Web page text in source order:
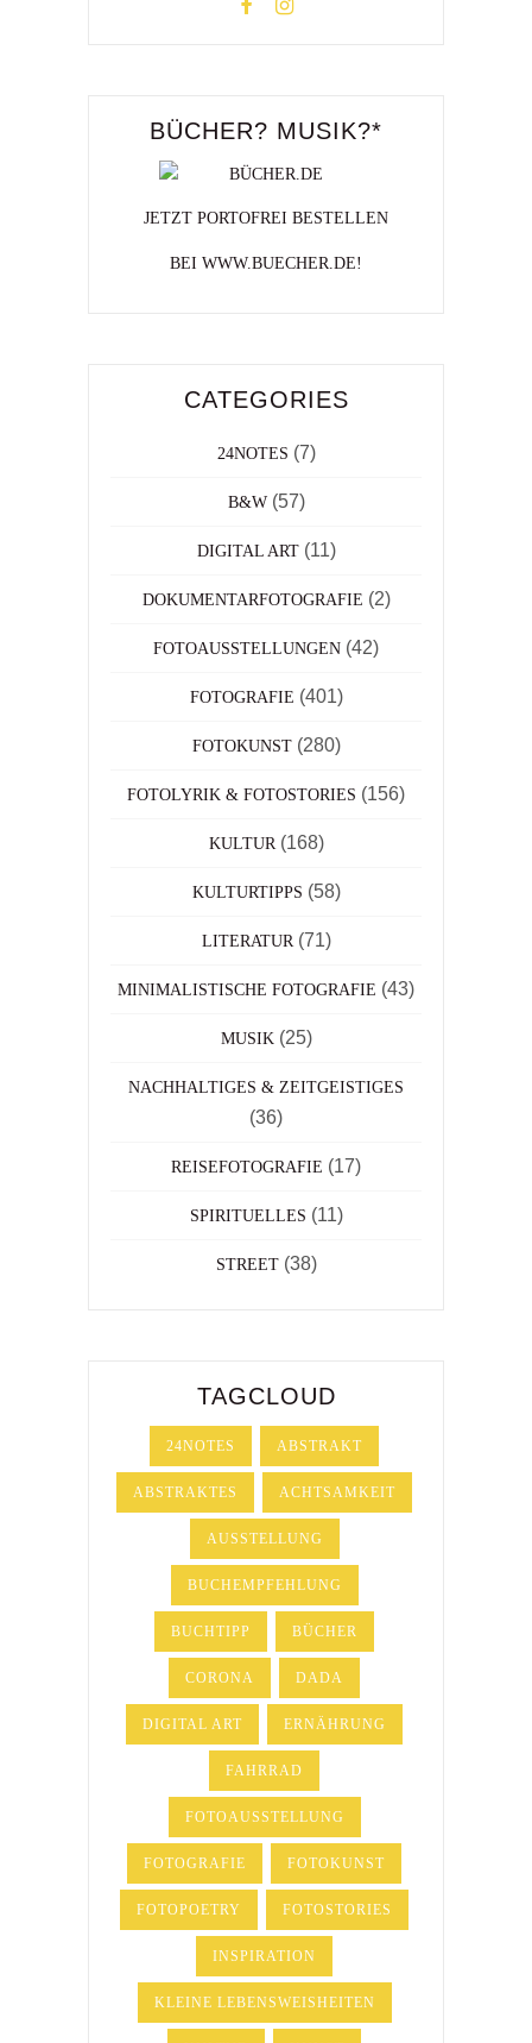
BÜCHER? MUSIK?*
JETZT PORTOFREI BESTELLEN
BEI WWW.BUECHER.DE!
CATEGORIES
24NOTES (7)
B&W(57)
DIGITAL ART(11)
DOKUMENTARFOTOGRAFIE (2)
FOTOAUSSTELLUNGEN (42)
FOTOGRAFIE (401)
FOTOKUNST(280)
FOTOLYRIK & FOTOSTORIES (156)
KULTUR (168)
KULTURTIPPS (58)
LITERATUR (71)
MINIMALISTISCHE FOTOGRAFIE (43)
MUSIK (25)
NACHHALTIGES & ZEITGEISTIGES
(36)
REISEFOTOGRAFIE (17)
SPIRITUELLES (11)
STREET(38)
TAGCLOUD
24NOTES ABSTRAKT
ABSTRAKTES ACHTSAMKEIT
AUSSTELLUNG
BUCHEMPFEHLUNG
BUCHTIPP BÜCHER
CORONA DADA
DIGITAL ART ERNÄHRUNG
FAHRRAD
FOTOAUSSTELLUNG
FOTOGRAFIE FOTOKUNST
FOTOPOETRY FOTOSTORIES
INSPIRATION
KLEINE LEBENSWEISHEITEN